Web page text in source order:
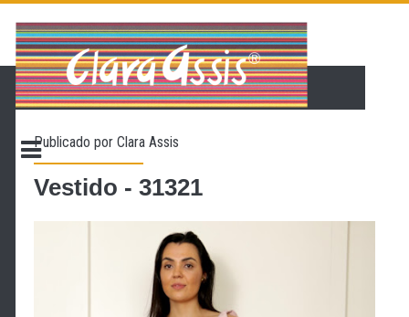
PÁGINA INICIAL
LOJA VIRTUAL
CONTATO
PROMOÇÃO
Publicado porClara Assis
Vestido - 31321